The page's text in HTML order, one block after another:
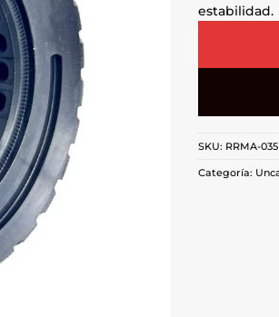
estabilidad.
SKU: RRMA-
Categoría: